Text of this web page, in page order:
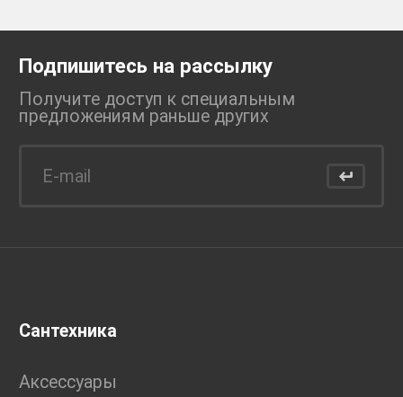
Подпишитесь на рассылку
Получите доступ к специальным
предложениям раньше других
Сантехника
Аксессуары